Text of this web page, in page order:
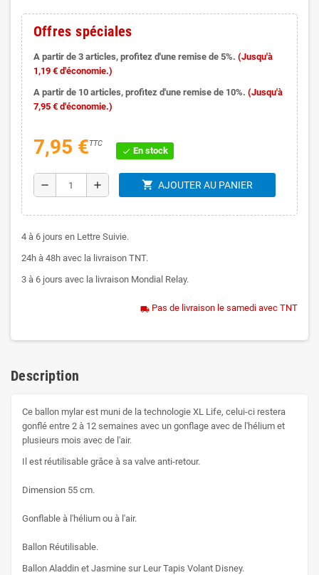
Offres spéciales
A partir de 3 articles, profitez d'une remise de 5%. (Jusqu'à
1,19 € d'économie.)
A partir de 10 articles, profitez d'une remise de 10%. (Jusqu'à
7,95 € d'économie.)
7,95 €TTC
check En stock
remove add shopping_cart AJOUTER AU PANIER
4 à 6 jours en Lettre Suivie.
24h à 48h avec la livraison TNT.
3 à 6 jours avec la livraison Mondial Relay.
local_shipping Pas de livraison le samedi avec TNT
Description
Ce ballon mylar est muni de la technologie XL Life, celui-ci restera
gonflé entre 2 à 12 semaines avec un gonflage avec de l'hélium et
plusieurs mois avec de l'air.
Il est réutilisable grâce à sa valve anti-retour.
Dimension 55 cm.
Gonflable à l'hélium ou à l'air.
Ballon Réutilisable.
Ballon Aladdin et Jasmine sur Leur Tapis Volant Disney.